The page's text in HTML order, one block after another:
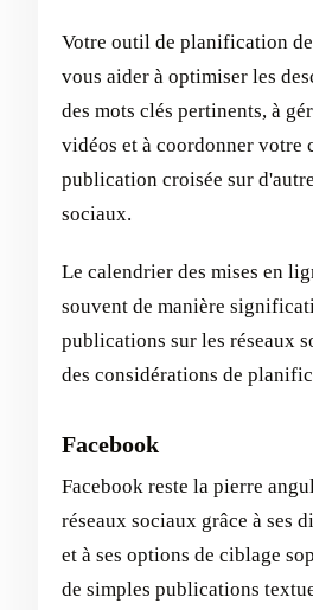
Votre outil de planification
vous aider à optimiser les
des mots clés pertinents, à
vidéos et à coordonner votre
publication croisée sur
sociaux.
Le calendrier des mises en
souvent de manière
publications sur les réseaux
des considérations de
Facebook
Facebook reste la pierre
réseaux sociaux grâce à ses
et à ses options de ciblage
de simples publications